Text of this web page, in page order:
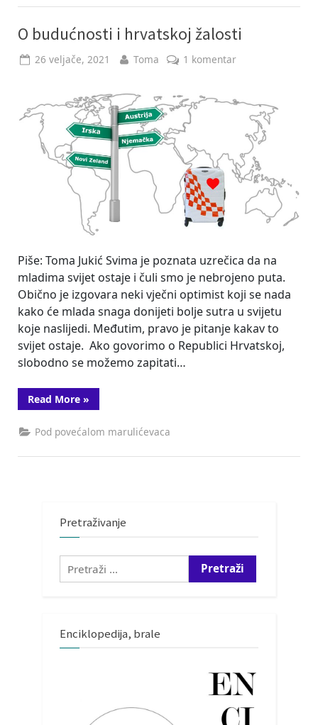
O budućnosti i hrvatskoj žalosti
Posted
26 veljače, 2021 By
Toma 1 komentarna
i
hrvatskoj
žalosti
Piše: Toma Jukić Svima je poznata uzrečica da na
mladima svijet ostaje i čuli smo je nebrojeno puta.
Obično je izgovara neki vječni optimist koji se nada
kako će mlada snaga donijeti bolje sutra u svijetu
koje naslijedi. Međutim, pravo je pitanje kakav to
svijet ostaje. Ako govorimo o Republici Hrvatskoj,
slobodno se možemo zapitati…
Read More“O
budućnosti
hrvatskoj
žalosti”
»
Pod povećalom marulićevaca
Pretraživanje
Pretraži:
Enciklopedija, brale